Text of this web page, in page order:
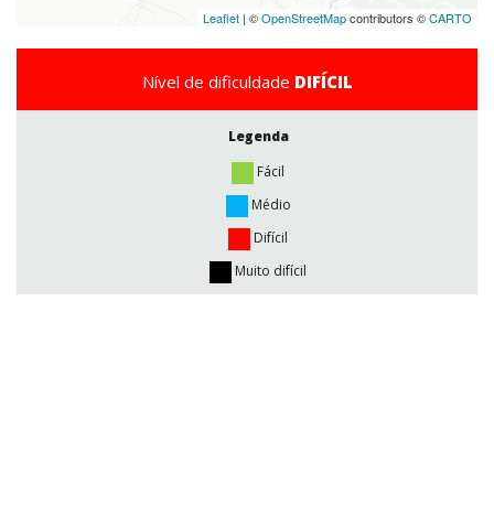
Leaflet | ©OpenStreetMapcontributors ©CARTO
Nível de dificuldade DIFÍCIL
Legenda
Fácil
Médio
Difícil
Muito difícil